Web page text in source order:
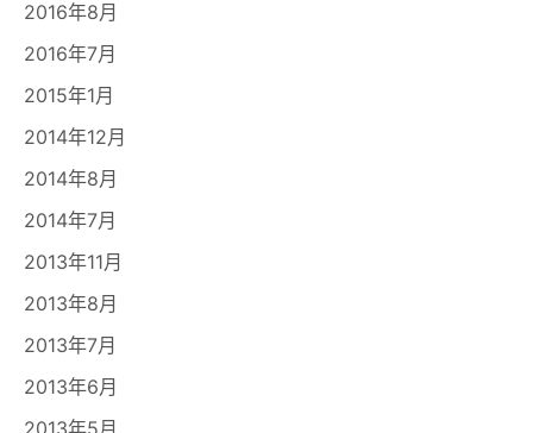
2016年8月
2016年7月
2015年1月
2014年12月
2014年8月
2014年7月
2013年11月
2013年8月
2013年7月
2013年6月